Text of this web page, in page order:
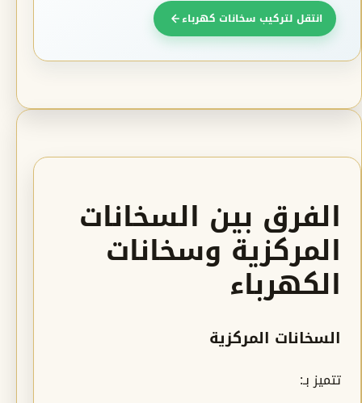
انتقل لتركيب سخانات كهرباء
الفرق بين السخانات
المركزية وسخانات
الكهرباء
السخانات المركزية
تتميز بـ: